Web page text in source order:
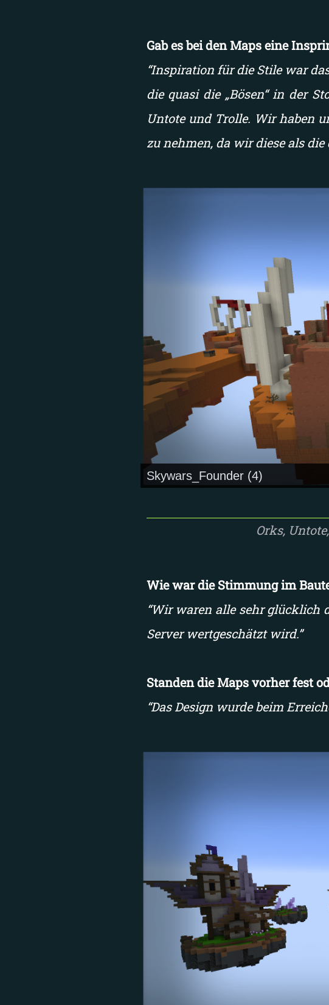
Gab es bei den Maps eine
“Inspiration für die Stile war
die quasi die „Bösen“ in der
Untote und Trolle. Wir haben
zu nehmen, da wir diese als
Skywars_Founder (5)
Orks,
Wie war die Stimmung im
“Wir waren alle sehr glücklich
Server wertgeschätzt wird.”
Standen die Maps vorher fest
“Das Design wurde beim